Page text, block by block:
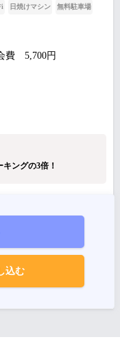
日焼けマシン 無料駐車場
費 5,700円
ングの3倍！
込む